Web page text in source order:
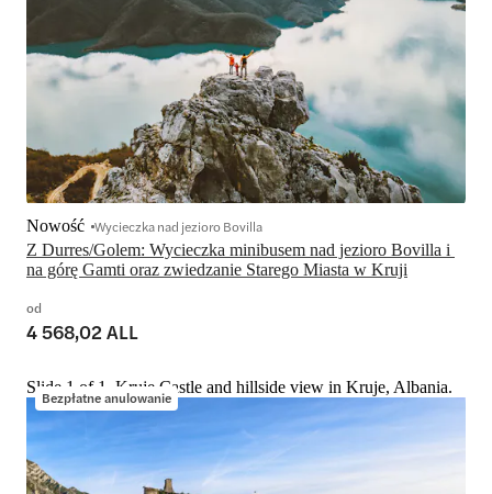
Z Durres/Golem: Wycieczka minibusem nad jezioro Bovilla i
na górę Gamti oraz zwiedzanie Starego Miasta w Kruji
Nowość Wycieczka nad jezioro Bovilla
od
4 568,02 ALL
Bezpłatne anulowanie
Slide 1 of 1, Kruje Castle and hillside view in Kruje, Albania.